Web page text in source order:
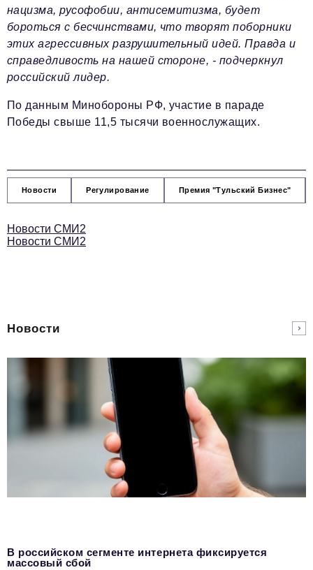
нацизма, русофобии, антисемитизма, будет
бороться с бесчинствами, что творят поборники
этих агрессивных разрушительный идей. Правда и
справедливость на нашей стороне, - подчеркнул
российский лидер.
По данным Минобороны РФ, участие в параде
Победы свыше 11,5 тысячи военнослужащих.
Новости Регулирование Премия "Тульский Бизнес"
Новости СМИ2
Новости СМИ2
Новости
В российском сегменте интернета фиксируется
массовый сбой